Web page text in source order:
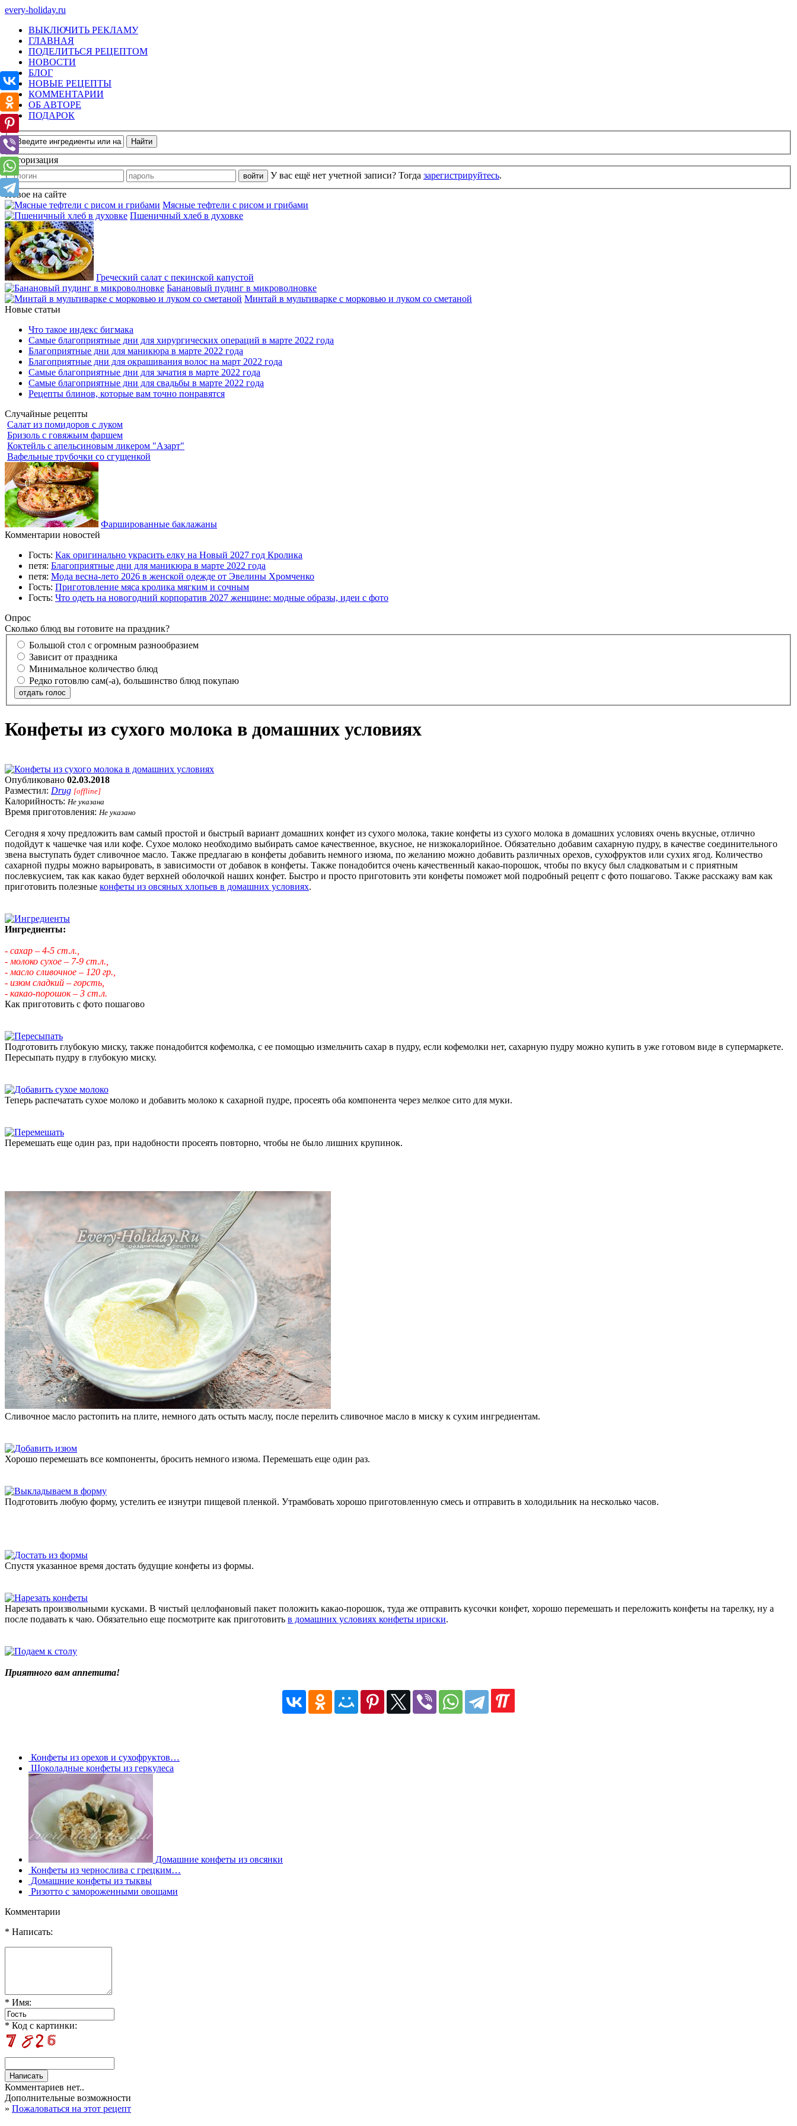
every-holiday.ru
ВЫКЛЮЧИТЬ РЕКЛАМУ
ГЛАВНАЯ
ПОДЕЛИТЬСЯ РЕЦЕПТОМ
НОВОСТИ
БЛОГ
НОВЫЕ РЕЦЕПТЫ
КОММЕНТАРИИ
ОБ АВТОРЕ
ПОДАРОК
Авторизация
У вас ещё нет учетной записи? Тогда зарегистрируйтесь.
Новое на сайте
Мясные тефтели с рисом и грибами
Пшеничный хлеб в духовке
Греческий салат с пекинской капустой
Банановый пудинг в микроволновке
Минтай в мультиварке с морковью и луком со сметаной
Новые статьи
Что такое индекс бигмака
Самые благоприятные дни для хирургических операций в марте 2022 года
Благоприятные дни для маникюра в марте 2022 года
Благоприятные дни для окрашивания волос на март 2022 года
Самые благоприятные дни для зачатия в марте 2022 года
Самые благоприятные дни для свадьбы в марте 2022 года
Рецепты блинов, которые вам точно понравятся
Случайные рецепты
Салат из помидоров с луком
Бризоль с говяжьим фаршем
Коктейль с апельсиновым ликером "Азарт"
Вафельные трубочки со сгущенкой
Фаршированные баклажаны
Комментарии новостей
Гость: Как оригинально украсить елку на Новый 2027 год Кролика
петя: Благоприятные дни для маникюра в марте 2022 года
петя: Мода весна-лето 2026 в женской одежде от Эвелины Хромченко
Гость: Приготовление мяса кролика мягким и сочным
Гость: Что одеть на новогодний корпоратив 2027 женщине: модные образы, идеи с фото
Опрос
Сколько блюд вы готовите на праздник?
Большой стол с огромным разнообразием
Зависит от праздника
Минимальное количество блюд
Редко готовлю сам(-а), большинство блюд покупаю
отдать голос
Конфеты из сухого молока в домашних условиях
Опубликовано 02.03.2018
Разместил: Drug [offline]
Калорийность: Не указана
Время приготовления: Не указано
Сегодня я хочу предложить вам самый простой и быстрый вариант домашних конфет из сухого молока, такие конфеты из сухого молока в домашних условиях очень вкусные, отлично
подойдут к чашечке чая или кофе. Сухое молоко необходимо выбирать самое качественное, вкусное, не низкокалорийное. Обязательно добавим сахарную пудру, в качестве соединительного
звена выступать будет сливочное масло. Также предлагаю в конфеты добавить немного изюма, по желанию можно добавить различных орехов, сухофруктов или сухих ягод. Количество
сахарной пудры можно варьировать, в зависимости от добавок в конфеты. Также понадобится очень качественный какао-порошок, чтобы по вкусу был сладковатым и с приятным
послевкусием, так как какао будет верхней оболочкой наших конфет. Быстро и просто приготовить эти конфеты поможет мой подробный рецепт с фото пошагово. Также расскажу вам как
приготовить полезные конфеты из овсяных хлопьев в домашних условиях.
Ингредиенты:
- сахар – 4-5 ст.л.,
- молоко сухое – 7-9 ст.л.,
- масло сливочное – 120 гр.,
- изюм сладкий – горсть,
- какао-порошок – 3 ст.л.
Как приготовить с фото пошагово
Подготовить глубокую миску, также понадобится кофемолка, с ее помощью измельчить сахар в пудру, если кофемолки нет, сахарную пудру можно купить в уже готовом виде в супермаркете.
Пересыпать пудру в глубокую миску.
Теперь распечатать сухое молоко и добавить молоко к сахарной пудре, просеять оба компонента через мелкое сито для муки.
Перемешать еще один раз, при надобности просеять повторно, чтобы не было лишних крупинок.
Сливочное масло растопить на плите, немного дать остыть маслу, после перелить сливочное масло в миску к сухим ингредиентам.
Хорошо перемешать все компоненты, бросить немного изюма. Перемешать еще один раз.
Подготовить любую форму, устелить ее изнутри пищевой пленкой. Утрамбовать хорошо приготовленную смесь и отправить в холодильник на несколько часов.
Спустя указанное время достать будущие конфеты из формы.
Нарезать произвольными кусками. В чистый целлофановый пакет положить какао-порошок, туда же отправить кусочки конфет, хорошо перемешать и переложить конфеты на тарелку, ну а
после подавать к чаю. Обязательно еще посмотрите как приготовить в домашних условиях конфеты ириски.
Приятного вам аппетита!
Конфеты из орехов и сухофруктов…
Шоколадные конфеты из геркулеса
Домашние конфеты из овсянки
Конфеты из чернослива с грецким…
Домашние конфеты из тыквы
Ризотто с замороженными овощами
Комментарии
* Написать:
* Имя:
* Код с картинки:
Комментариев нет..
Дополнительные возможности
» Пожаловаться на этот рецепт